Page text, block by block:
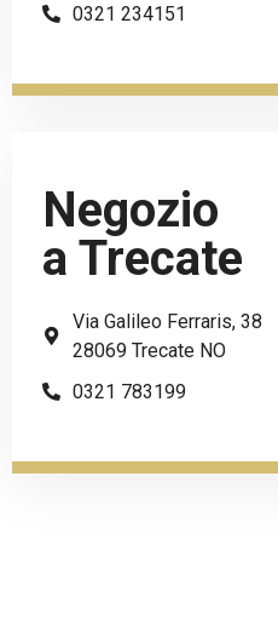
0321 234151
Negozio
a Trecate
Via Galileo Ferraris, 38
28069 Trecate NO
0321 783199